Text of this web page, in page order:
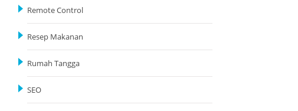
Remote Control
Resep Makanan
Rumah Tangga
SEO